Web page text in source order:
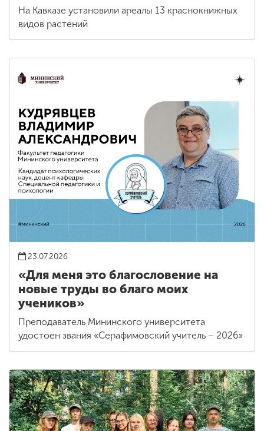
На Кавказе установили ареалы 13 краснокнижных
видов растений
23.07.2026
«Для меня это благословение на
новые труды во благо моих
учеников»
Преподаватель Мининского университета
удостоен звания «Серафимовский учитель – 2026»